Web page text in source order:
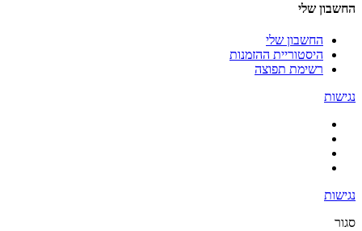
החשבון שלי
החשבון שלי
היסטוריית ההזמנות
רשימת תפוצה
נגישות
נגישות
סגור